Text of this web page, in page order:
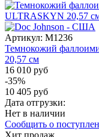
Артикул: M1236
Темнокожий
20,57 см
16 010 руб
-35%
10 405 руб
Дата отгрузки:
Нет в наличии
Сообщить о
Хит продаж